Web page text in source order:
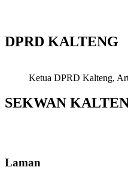
DPRD KALTENG
Ketua DPRD Kalteng,
SEKWAN
Laman